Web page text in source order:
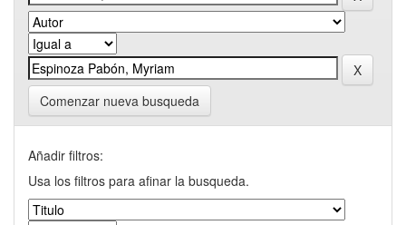
Comenzar nueva busqueda
Añadir filtros:
Usa los filtros para afinar la busqueda.